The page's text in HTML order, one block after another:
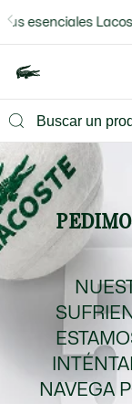
tus esenciales
NAVEGA